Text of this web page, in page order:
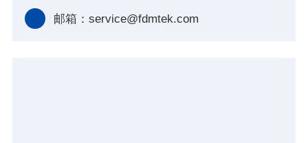
邮箱：service@fdmtek.com